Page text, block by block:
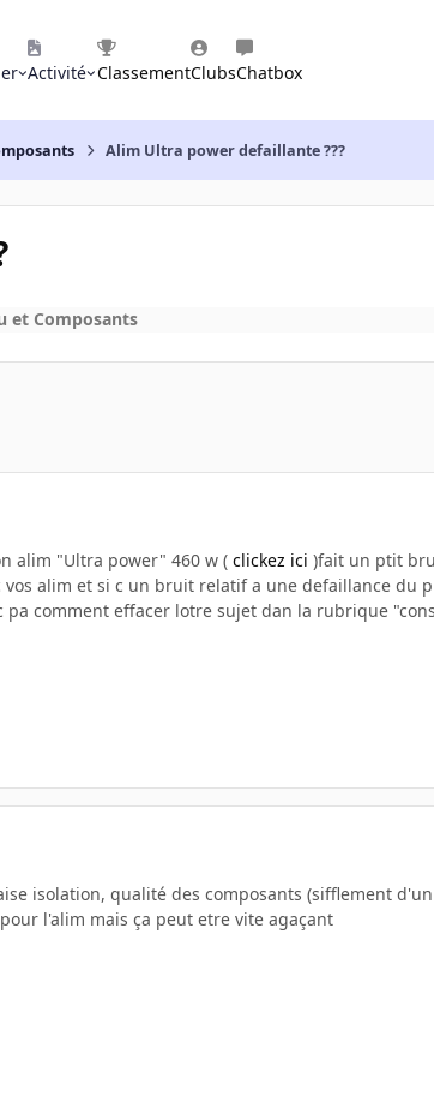
Activité ClassementClubsChatbox
Alim Ultra power defaillante ???
et Composants
alim "Ultra power" 460 w ( clickez ici )fait un ptit
vos alim et si c un bruit relatif a une defaillance du
comment effacer lotre sujet dan la rubrique
isolation, qualité des composants (sifflement
l'alim mais ça peut etre vite agaçant